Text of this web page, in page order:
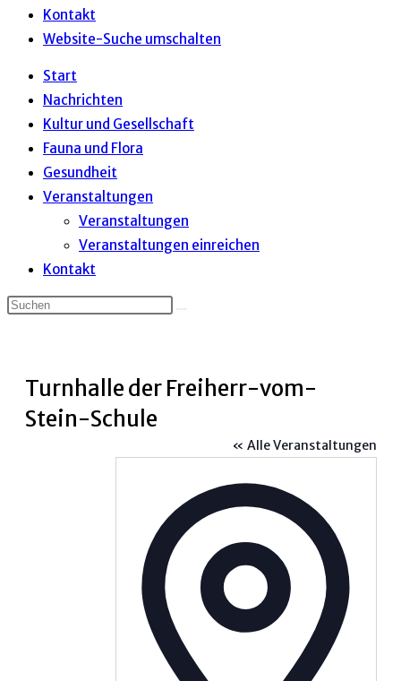
Kontakt
Website-Suche umschalten
Start
Nachrichten
Kultur und Gesellschaft
Fauna und Flora
Gesundheit
Veranstaltungen
Veranstaltungen
Veranstaltungen einreichen
Kontakt
Turnhalle der Freiherr-vom-
Stein-Schule
« Alle Veranstaltungen